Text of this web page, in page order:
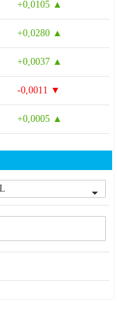
+0,0105 ▲
+0,0280 ▲
+0,0037 ▲
-0,0011 ▼
+0,0005 ▲